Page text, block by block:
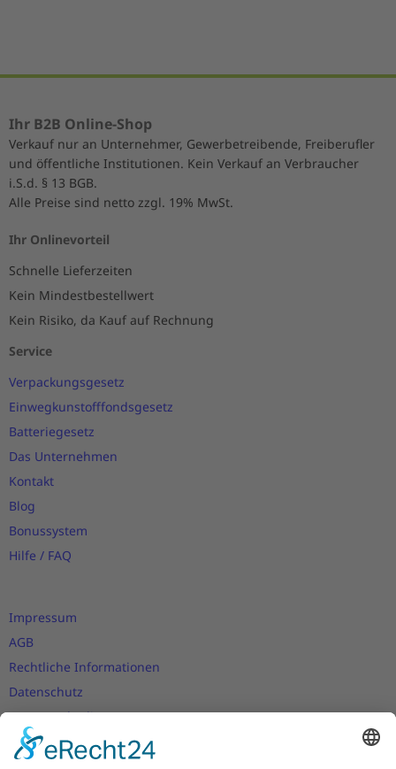
Ihr B2B Online-Shop
Verkauf nur an Unternehmer, Gewerbetreibende, Freiberufler
und öffentliche Institutionen. Kein Verkauf an Verbraucher
i.S.d. § 13 BGB.
Alle Preise sind netto zzgl. 19% MwSt.
Ihr Onlinevorteil
Schnelle Lieferzeiten
Kein Mindestbestellwert
Kein Risiko, da Kauf auf Rechnung
Service
Verpackungsgesetz
Einwegkunstofffondsgesetz
Batteriegesetz
Das Unternehmen
Kontakt
Blog
Bonussystem
Hilfe / FAQ
Impressum
AGB
Rechtliche Informationen
Datenschutz
Nutzungsbedingungen
Versand- und Zahlungsbedingungen